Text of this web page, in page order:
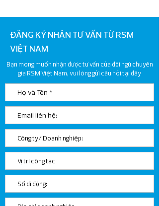
ĐĂNG KÝ NHẬN TƯ VẤN TỪ RSM
VIỆT NAM
Bạn mong muốn nhận được tư vấn của đội ngũ chuyên
gia RSM Việt Nam, vui lòng gửi câu hỏi tại đây